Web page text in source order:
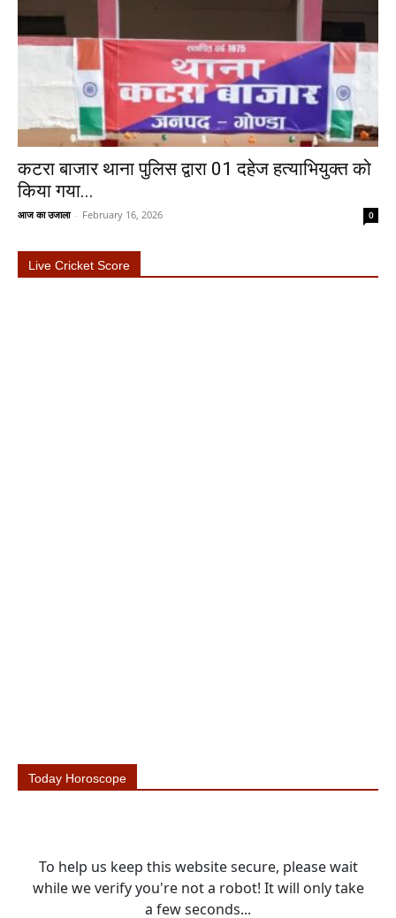
कटरा बाजार थाना पुलिस द्वारा 01 दहेज हत्याभियुक्त को
किया गया...
आज का उजाला - February 16, 2026 0
Live Cricket Score
Today Horoscope